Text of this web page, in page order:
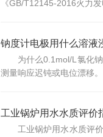
《GB/T12145-2016火力
钠度计电极用什么溶液
为什么0.1mol/L氯化
测量响应迟钝或电位漂移
工业锅炉用水水质评价
工业锅炉用水水质评